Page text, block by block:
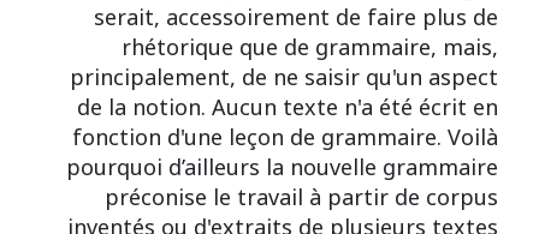
serait, accessoirement de faire plus de
rhétorique que de grammaire, mais,
principalement, de ne saisir qu'un aspect
de la notion. Aucun texte n'a été écrit en
fonction d'une leçon de grammaire. Voilà
pourquoi d’ailleurs la nouvelle grammaire
préconise le travail à partir de corpus